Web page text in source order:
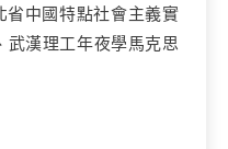
省中國特點社會主義實
武漢理工年夜學馬克思